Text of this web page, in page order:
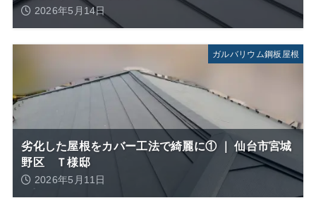
2026年5月14日
ガルバリウム鋼板屋根
劣化した屋根をカバー工法で綺麗に① ｜ 仙台市宮城
野区 Ｔ様邸
2026年5月11日